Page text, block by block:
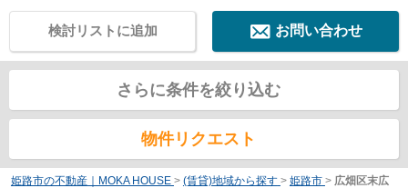
お問い合わせ
検討リストに追加
さらに条件を絞り込む
物件リクエスト
姫路市の不動産｜MOKA HOUSE > (賃貸)地域から探す > 姫路市 > 広畑区末広